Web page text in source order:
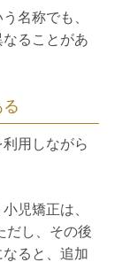
名称でも、
ることがあ
用しながら
児矯正は、
だし、その後
ると、追加